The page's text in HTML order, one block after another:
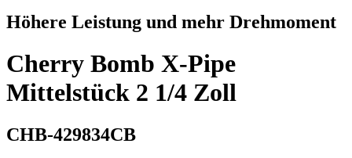
Höhere Leistung und mehr Drehmoment
Cherry Bomb X-Pipe
Mittelstück 2 1/4 Zoll
CHB-429834CB